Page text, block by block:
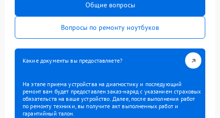
Общие вопросы
Вопросы по ремонту ноутбуков
Какие документы вы предоставляете?
На этапе приема устройства на диагностику и последующий
ремонт вам будет предоставлен заказ-наряд с указанием страховых
обязательств на ваше устройство. Далее, после выполнения работ
по ремонту техники, вы получите акт выполненных работ и
гарантийный талон.